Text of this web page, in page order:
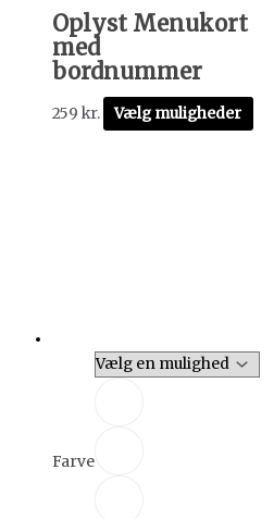
Oplyst Menukort
med
bordnummer
259 kr. Vælg muligheder
Farve